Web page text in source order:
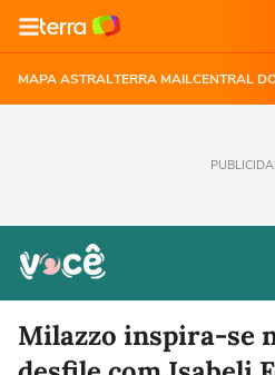
MAPA ASTRALTERRA MAILCENTRAL
Milazzo inspira-se